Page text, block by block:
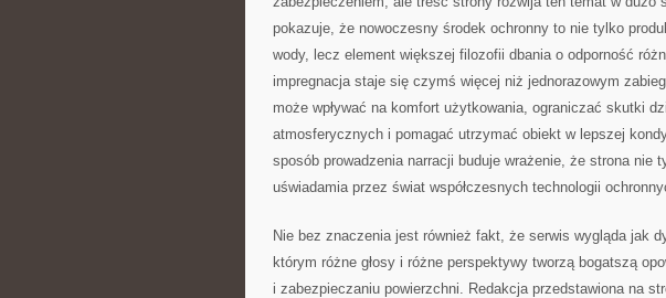
pokazuje, że nowoczesny środek ochronny to nie tylko
wody, lecz element większej filozofii dbania o odporność
impregnacja staje się czymś więcej niż jednorazowym
może wpływać na komfort użytkowania, ograniczać skutki
atmosferycznych i pomagać utrzymać obiekt w lepszej
sposób prowadzenia narracji buduje wrażenie, że strona nie
uświadamia przez świat współczesnych technologii
Nie bez znaczenia jest również fakt, że serwis wygląda jak
którym różne głosy i różne perspektywy tworzą bogatszą
i zabezpieczaniu powierzchni. Redakcja przedstawiona na